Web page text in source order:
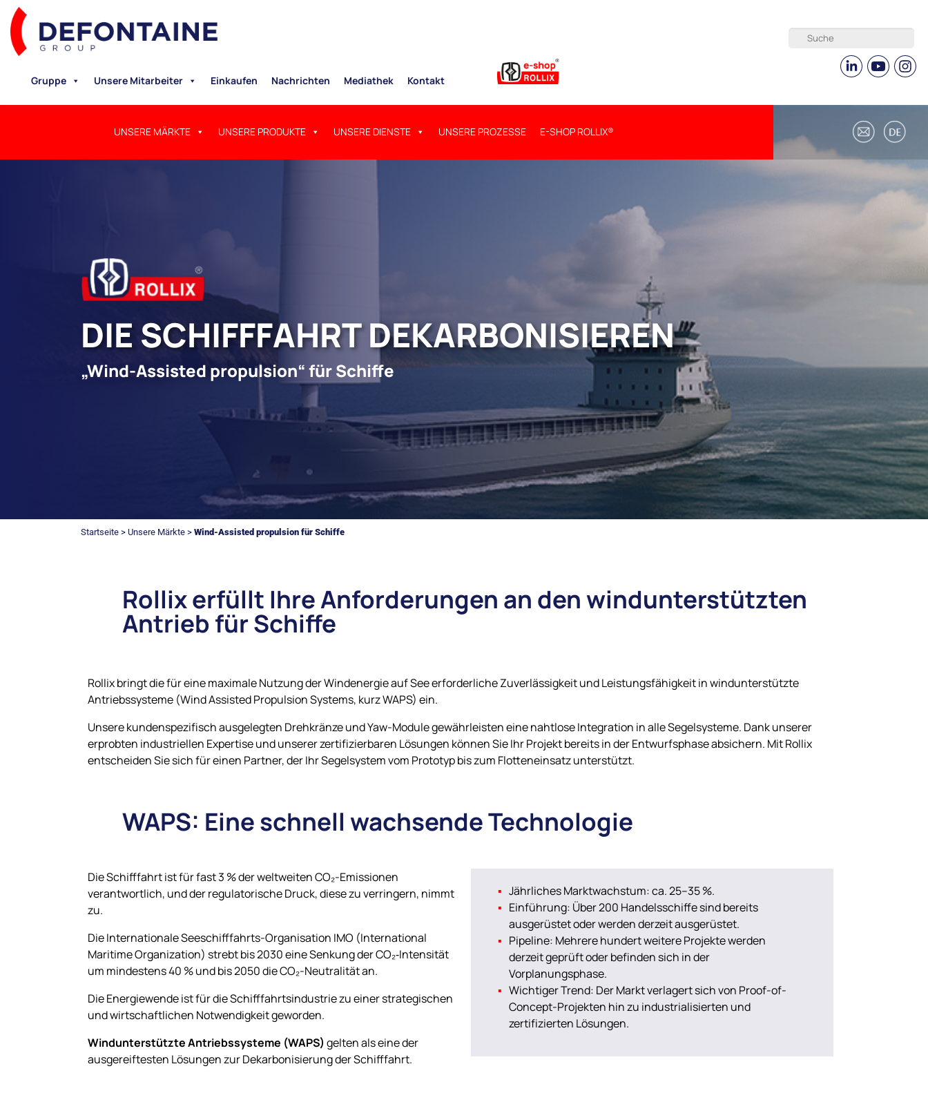
UNSERE MÄRKTE UNSERE PRODUKTE UNSERE DIENSTE UNSERE PROZESSE E-SHOP ROLLIX®
Gruppe Unsere Mitarbeiter Einkaufen Nachrichten Mediathek Kontakt
DIE SCHIFFFAHRT DEKARBONISIEREN
„Wind-Assisted propulsion“ für Schiffe
Startseite > Unsere Märkte > Wind-Assisted propulsion für Schiffe
Rollix erfüllt Ihre Anforderungen an den windunterstützten
Antrieb für Schiffe
Rollix bringt die für eine maximale Nutzung der Windenergie auf See erforderliche Zuverlässigkeit und Leistungsfähigkeit in windunterstützte
Antriebssysteme (Wind Assisted Propulsion Systems, kurz WAPS) ein.
Unsere kundenspezifisch ausgelegten Drehkränze und Yaw-Module gewährleisten eine nahtlose Integration in alle Segelsysteme. Dank unserer
erprobten industriellen Expertise und unserer zertifizierbaren Lösungen können Sie Ihr Projekt bereits in der Entwurfsphase absichern. Mit Rollix
entscheiden Sie sich für einen Partner, der Ihr Segelsystem vom Prototyp bis zum Flotteneinsatz unterstützt.
WAPS: Eine schnell wachsende Technologie
Die Schifffahrt ist für fast 3 % der weltweiten CO₂-Emissionen
verantwortlich, und der regulatorische Druck, diese zu verringern, nimmt
zu.
Die Internationale Seeschifffahrts-Organisation IMO (International
Maritime Organization) strebt bis 2030 eine Senkung der CO₂‑Intensität
um mindestens 40 % und bis 2050 die CO₂-Neutralität an.
Die Energiewende ist für die Schifffahrtsindustrie zu einer strategischen
und wirtschaftlichen Notwendigkeit geworden.
Windunterstützte Antriebssysteme (WAPS) gelten als eine der
ausgereiftesten Lösungen zur Dekarbonisierung der Schifffahrt.
Jährliches Marktwachstum: ca. 25–35 %.
Einführung: Über 200 Handelsschiffe sind bereits
ausgerüstet oder werden derzeit ausgerüstet.
Pipeline: Mehrere hundert weitere Projekte werden
derzeit geprüft oder befinden sich in der
Vorplanungsphase.
Wichtiger Trend: Der Markt verlagert sich von Proof-of-
Concept-Projekten hin zu industrialisierten und
zertifizierten Lösungen.